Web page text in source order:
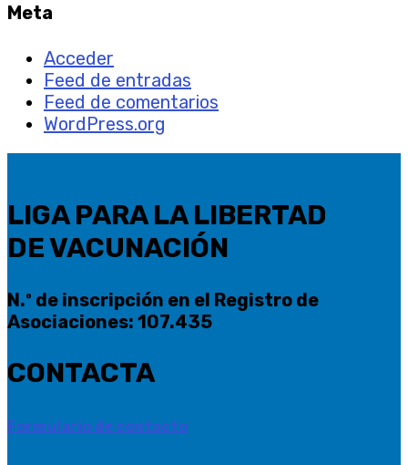
Meta
Acceder
Feed de entradas
Feed de comentarios
WordPress.org
LIGA PARA LA LIBERTAD
DE VACUNACIÓN
N.º de inscripción en el Registro de
Asociaciones: 107.435
CONTACTA
Formulario de contacto